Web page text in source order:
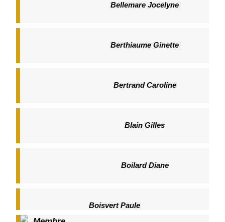
Bellemare Jocelyne
Berthiaume Ginette
Bertrand Caroline
Blain Gilles
Boilard Diane
Boisvert Paule